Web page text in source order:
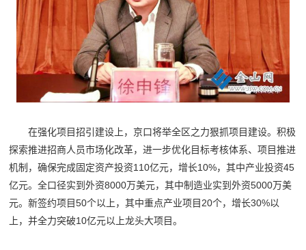
在强化项目招引建设上，京口将举全区之力狠抓项目建设。积极
探索推进招商人员市场化改革，进一步优化目标考核体系、项目推进
机制，确保完成固定资产投资110亿元，增长10%，其中产业投资45
亿元。全口径实到外资8000万美元，其中制造业实到外资5000万美
元。新签约项目50个以上，其中重点产业项目20个，增长30%以
上，并全力突破10亿元以上龙头大项目。